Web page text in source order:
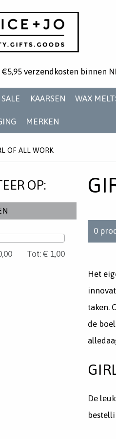
verzendkosten binnen
SALE KAARSEN WAX
MERKEN
OF ALL WORK
OP:
Tot:€ 1,00
0
Het
taken.
de
De